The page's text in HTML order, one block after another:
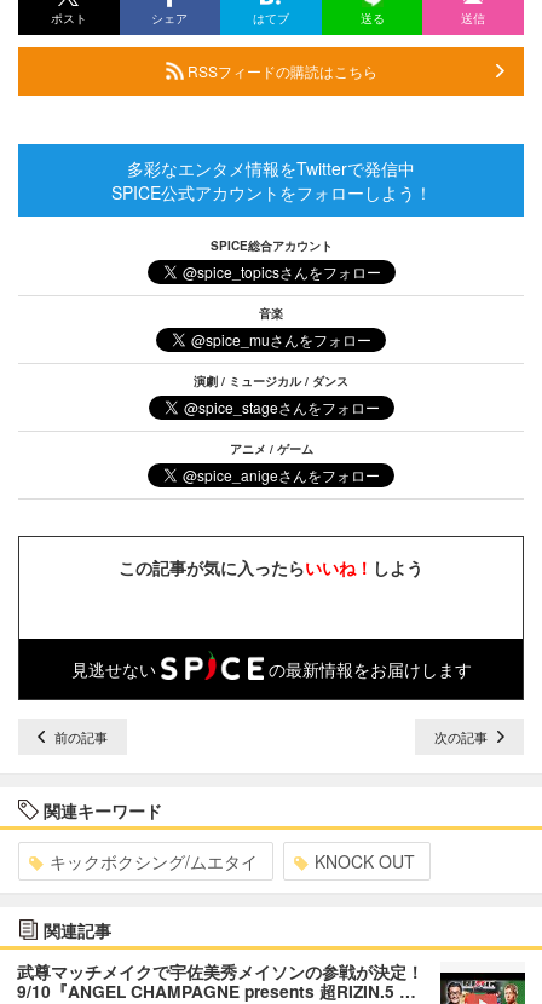
ポスト シェア はてブ 送る 送信
RSSフィードの購読はこちら
多彩なエンタメ情報をTwitterで発信中
SPICE公式アカウントをフォローしよう！
SPICE総合アカウント
音楽
演劇 / ミュージカル / ダンス
アニメ / ゲーム
この記事が気に入ったらいいね！ しよう
見逃せない の最新情報をお届けします
前の記事 次の記事
関連キーワード
キックボクシング/ムエタイ KNOCK OUT
関連記事
武尊マッチメイクで宇佐美秀メイソンの参戦が決定！
9/10『ANGEL CHAMPAGNE presents 超RIZIN.5 …